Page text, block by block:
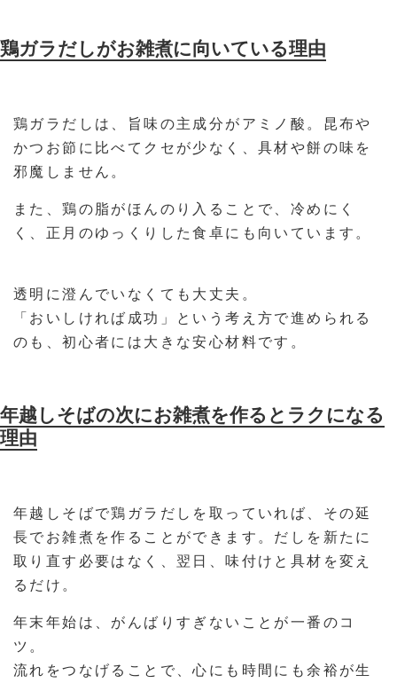
鶏ガラだしがお雑煮に向いている理由
鶏ガラだしは、旨味の主成分がアミノ酸。昆布や
かつお節に比べてクセが少なく、具材や餅の味を
邪魔しません。
また、鶏の脂がほんのり入ることで、冷めにく
く、正月のゆっくりした食卓にも向いています。
透明に澄んでいなくても大丈夫。
「おいしければ成功」という考え方で進められる
のも、初心者には大きな安心材料です。
年越しそばの次にお雑煮を作るとラクになる
理由
年越しそばで鶏ガラだしを取っていれば、その延
長でお雑煮を作ることができます。だしを新たに
取り直す必要はなく、翌日、味付けと具材を変え
るだけ。
年末年始は、がんばりすぎないことが一番のコ
ツ。
流れをつなげることで、心にも時間にも余裕が生